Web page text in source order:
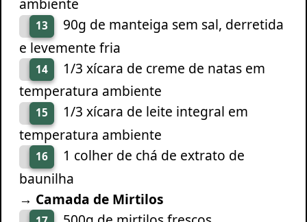
ambiente
13
90g de manteiga sem sal, derretida
e levemente fria
14
1/3 xícara de creme de natas em
temperatura ambiente
15
1/3 xícara de leite integral em
temperatura ambiente
16
1 colher de chá de extrato de
baunilha
→ Camada de Mirtilos